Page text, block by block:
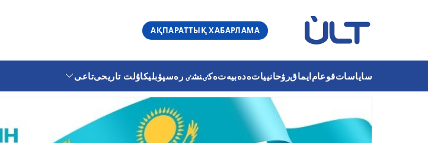
АҚПАРАТТЫҚ ХАБАРЛАМА
ساياساتقوعامايماقرۋحانيياتەدەبيەتەكٸنشٸ رەسپۋبليكاۇلت تاريحىتاعى